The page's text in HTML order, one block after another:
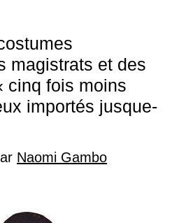
magistrats et des
cinq fois moins
importés jusque-
Naomi Gambo